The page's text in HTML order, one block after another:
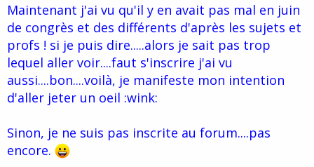
Maintenant j'ai vu qu'il y en avait pas mal en juin
de congrès et des différents d'après les sujets et
profs ! si je puis dire.....alors je sait pas trop
lequel aller voir....faut s'inscrire j'ai vu
aussi....bon....voilà, je manifeste mon intention
d'aller jeter un oeil :wink:
Sinon, je ne suis pas inscrite au forum....pas
encore.